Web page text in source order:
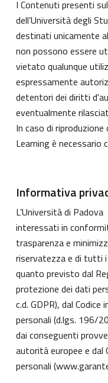
I Contenuti presenti
dell’Università degli
destinati unicamente
non possono essere
vietato qualunque
espressamente
detentori dei diritti
eventualmente
In caso di
Learning è necessario
Informativa
L’Università di
interessati in
trasparenza e
riservatezza e di tutti
quanto previsto dal
protezione dei dati
c.d. GDPR), dal
personali (d.lgs. 196/
dai conseguenti
autorità europee e dal
personali (